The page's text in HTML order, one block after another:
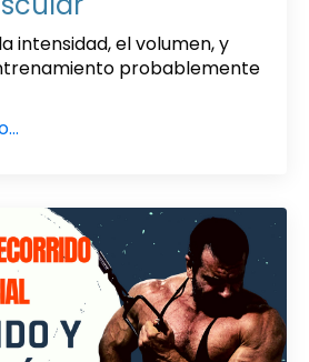
intensidad, el volumen, y
probablemente